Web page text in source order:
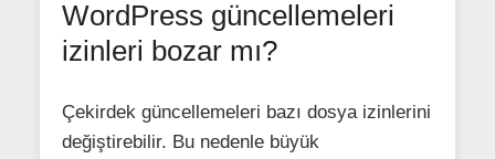
WordPress güncellemeleri
izinleri bozar mı?
Çekirdek güncellemeleri bazı dosya izinlerini
değiştirebilir. Bu nedenle büyük